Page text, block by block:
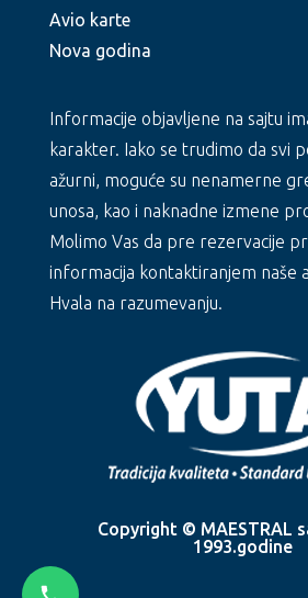
Avio karte
Nova godina
Informacije objavljene na sajtu
karakter. Iako se trudimo da svi
ažurni, moguće su nenamerne
unosa, kao i naknadne izmene
Molimo Vas da pre rezervacije
informacija kontaktiranjem naše
Hvala na razumevanju.
Copyright © MAESTRAL
1993.godine